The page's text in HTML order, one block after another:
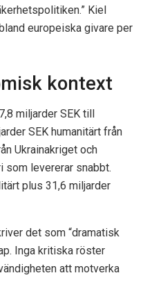
Kiel
europeiska givare per
kontext
miljarder SEK till
SEK humanitärt från
Ukrainakriget och
som levererar snabbt.
plus 31,6 miljarder
det som “dramatisk
Inga kritiska röster
att motverka